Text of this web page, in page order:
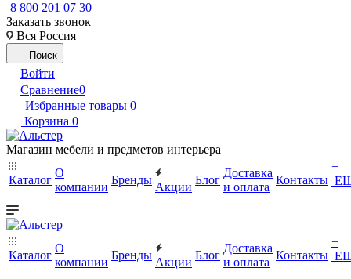
8 800 201 07 30
Заказать звонок
Вся Россия
Поиск
Войти
Сравнение0
Избранные товары 0
Корзина 0
Магазин мебели и предметов интерьера
Каталог
О
компании
Бренды
Акции
Блог
Доставка
и оплата
Контакты
+
Каталог
О
компании
Бренды
Акции
Блог
Доставка
и оплата
Контакты
+